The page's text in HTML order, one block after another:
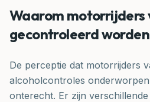
Waarom motorrijders
gecontroleerd worden
De perceptie dat motorrijders
alcoholcontroles
onterecht. Er zijn